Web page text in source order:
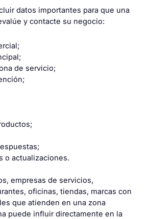
datos importantes para que una
y contacte su negocio:
de servicio;
o actualizaciones.
empresas de servicios,
oficinas, tiendas, marcas con
que atienden en una zona
puede influir directamente en la